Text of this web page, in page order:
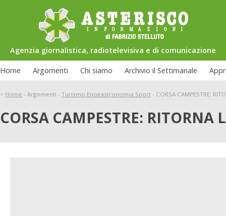
Agenzia giornalistica, radiotelevisiva e di comunicazione
Home Argomenti Chi siamo Archivio il Settimanale
> Home - Argomenti - Turismo Enogastronomia Sport - CORSA CAMPESTRE:
CORSA CAMPESTRE: RITORNA